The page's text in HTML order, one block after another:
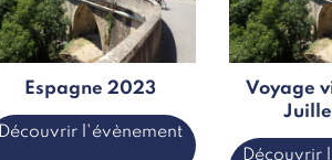
Espagne 2023
Découvrir l'évènement
Voyage
Découvrir